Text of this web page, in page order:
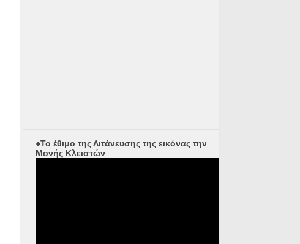
●Το έθιμο της Λιτάνευσης της εικόνας την
Μονής Κλειστών